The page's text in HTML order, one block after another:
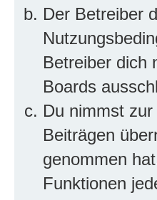
Der Betreiber
Betreiber dich
Boards
Du nimmst
Beiträgen
genommen
Funktionen